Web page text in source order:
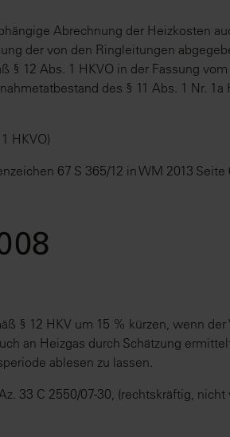
Abrechnung der Heizkosten
der von den Ringleitungen
12 Abs. 1 HKVO in der Fassung
des § 11 Abs. 1 Nr. 1a
HKVO)
67 S 365/12 in WM 2013 Seite
§ 12 HKV um 15 % kürzen, wenn der
an Heizgas durch Schätzung
ablesen zu lassen.
33 C 2550/07-30, (rechtskräftig,